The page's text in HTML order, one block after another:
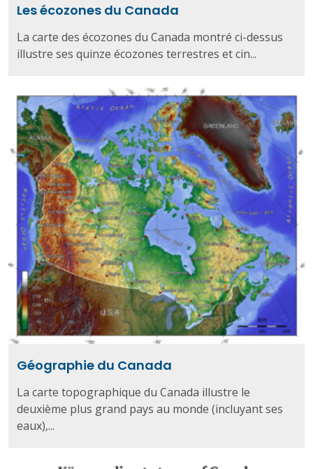
Les écozones du Canada
La carte des écozones du Canada montré ci-dessus
illustre ses quinze écozones terrestres et cin...
Géographie du Canada
La carte topographique du Canada illustre le
deuxième plus grand pays au monde (incluyant ses
eaux),...